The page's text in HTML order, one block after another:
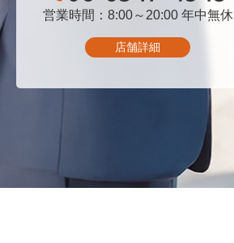
06-6347-4545
営業時間：8:00～20:00 年中無休
店舗詳細